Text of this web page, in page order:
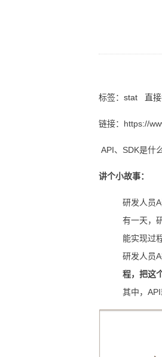
标签： stat 直
链接：https://
API、SDK是什
讲个小故事：
研发人员
有一天，
能实现过
研发人员A
程，把这
其中，API